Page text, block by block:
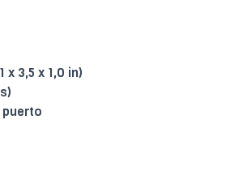
x 3,5 x 1,0 in)
puerto